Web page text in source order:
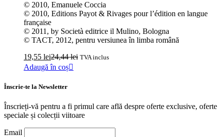
© 2010, Emanuele Coccia
© 2010, Editions Payot & Rivages pour l’édition en langue
française
© 2011, by Società editrice il Mulino, Bologna
© TACT, 2012, pentru versiunea în limba română
19,55 lei24,44lei TVA inclus
Adaugă în coș
Înscrie-te la Newsletter
Înscrieți-vă pentru a fi primul care află despre oferte exclusive, oferte
speciale și colecții viitoare
Email